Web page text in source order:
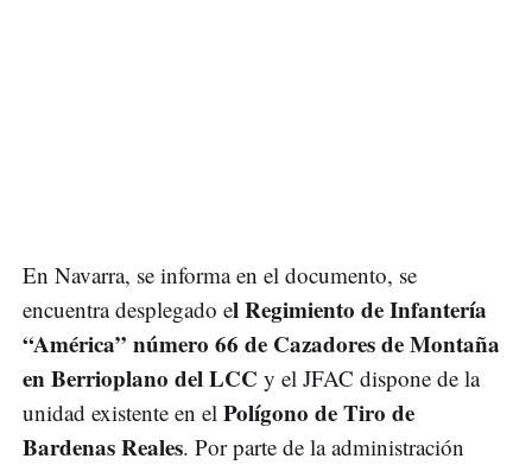
En Navarra, se informa en el documento, se
encuentra desplegado el Regimiento de Infantería
“América” número 66 de Cazadores de Montaña
en Berrioplano del LCC y el JFAC dispone de la
unidad existente en el Polígono de Tiro de
Bardenas Reales. Por parte de la administración